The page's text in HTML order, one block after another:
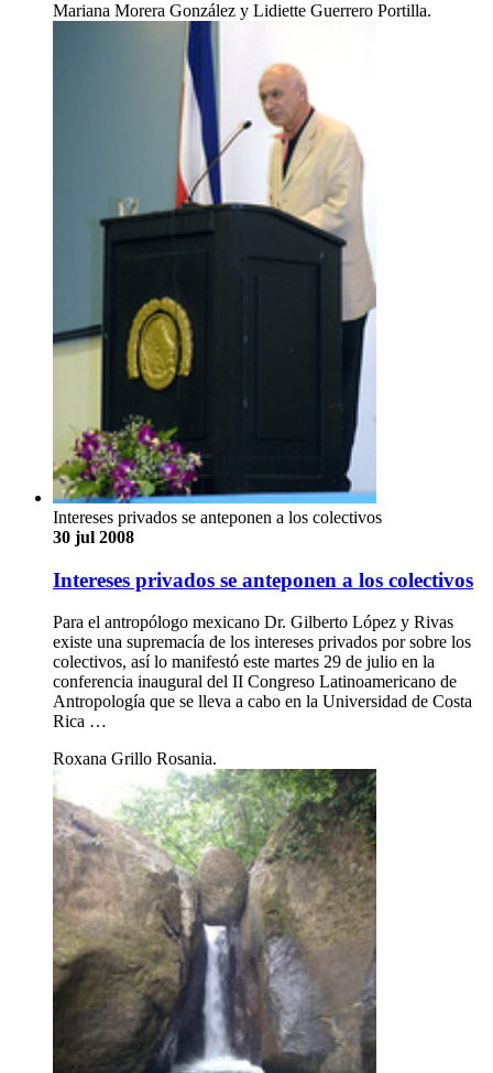
Mariana Morera González y Lidiette Guerrero Portilla.
Intereses privados se anteponen a los colectivos
30 jul 2008
Intereses privados se anteponen a los colectivos
Para el antropólogo mexicano Dr. Gilberto López y Rivas
existe una supremacía de los intereses privados por sobre los
colectivos, así lo manifestó este martes 29 de julio en la
conferencia inaugural del II Congreso Latinoamericano de
Antropología que se lleva a cabo en la Universidad de Costa
Rica …
Roxana Grillo Rosania.